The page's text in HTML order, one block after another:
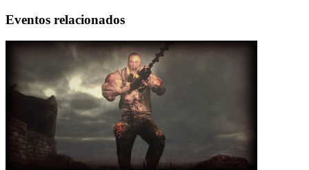
Eventos relacionados